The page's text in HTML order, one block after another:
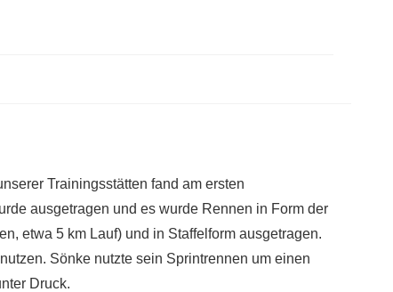
Trainingsstätten fand am ersten
ausgetragen und es wurde Rennen in Form der
etwa 5 km Lauf) und in Staffelform ausgetragen.
Sönke nutzte sein Sprintrennen um einen
Druck.